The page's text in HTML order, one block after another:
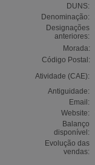
DUNS:
Denominação:
Designações
anteriores:
Morada:
Código Postal:
Atividade (CAE):
Antiguidade:
Email:
Website:
Balanço
disponível:
Evolução das
vendas: